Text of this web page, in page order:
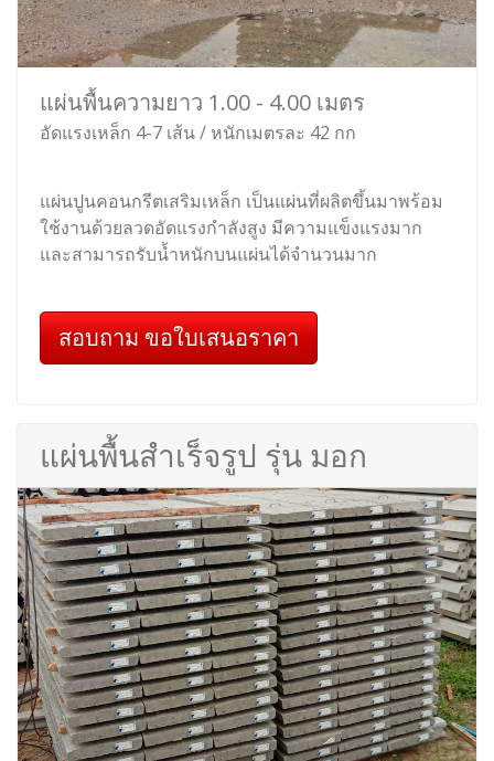
แผ่นพื้นความยาว 1.00 - 4.00 เมตร
อัดแรงเหล็ก 4-7 เส้น / หนักเมตรละ 42 กก
แผ่นปูนคอนกรีตเสริมเหล็ก เป็นแผ่นที่ผลิตขึ้นมาพร้อม
ใช้งานด้วยลวดอัดแรงกำลังสูง มีความแข็งแรงมาก
และสามารถรับน้ำหนักบนแผ่นได้จำนวนมาก
สอบถาม ขอใบเสนอราคา
แผ่นพื้นสำเร็จรูป รุ่น มอก